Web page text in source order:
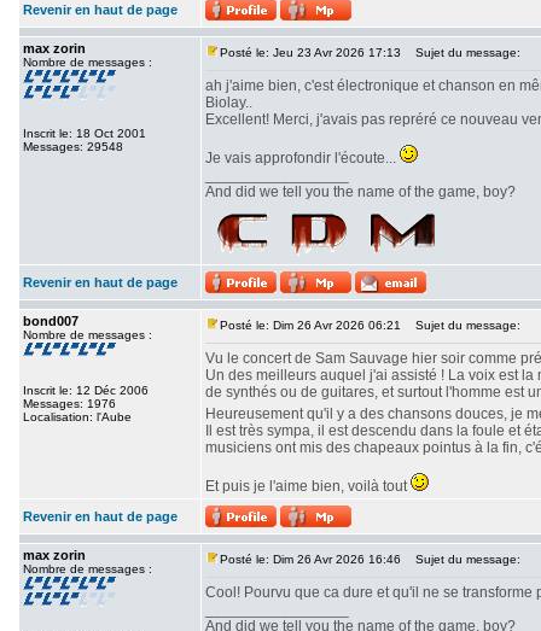
Revenir en haut de page
max zorin
Nombre de messages :
Inscrit le: 18 Oct 2001
Messages: 29548
Posté le: Jeu 23 Avr 2026 17:13 Sujet du message:
ah j'aime bien, c'est électronique et chanson en
Biolay..
Excellent! Merci, j'avais pas repréré ce nouveau
Je vais approfondir l'écoute...
And did we tell you the name of the game, boy?
Revenir en haut de page
bond007
Nombre de messages :
Inscrit le: 12 Déc 2006
Messages: 1976
Localisation: l'Aube
Posté le: Dim 26 Avr 2026 06:21 Sujet du message:
Vu le concert de Sam Sauvage hier soir comme
Un des meilleurs auquel j'ai assisté ! La voix est
de synthés ou de guitares, et surtout l'homme est
Heureusement qu'il y a des chansons douces, je
Il est très sympa, il est descendu dans la foule et
musiciens ont mis des chapeaux pointus à la fin,
Et puis je l'aime bien, voilà tout
Revenir en haut de page
max zorin
Nombre de messages :
Posté le: Dim 26 Avr 2026 16:46 Sujet du message:
Cool! Pourvu que ca dure et qu'il ne se
And did we tell you the name of the game, boy?